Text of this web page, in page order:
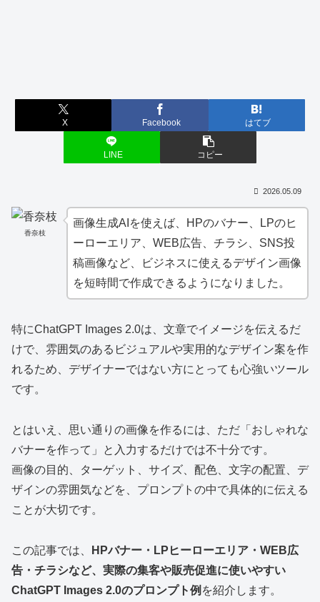
X Facebook はてブ
LINE コピー
2026.05.09
香奈枝
画像生成AIを使えば、HPのバナー、LPのヒ
ーローエリア、WEB広告、チラシ、SNS投
稿画像など、ビジネスに使えるデザイン画像
を短時間で作成できるようになりました。
特にChatGPT Images 2.0は、文章でイメージを伝えるだ
けで、雰囲気のあるビジュアルや実用的なデザイン案を作
れるため、デザイナーではない方にとっても心強いツール
です。
とはいえ、思い通りの画像を作るには、ただ「おしゃれな
バナーを作って」と入力するだけでは不十分です。
画像の目的、ターゲット、サイズ、配色、文字の配置、デ
ザインの雰囲気などを、プロンプトの中で具体的に伝える
ことが大切です。
この記事では、
HPバナー・LPヒーローエリア・WEB広
告・チラシなど、実際の集客や販売促進に使いやすい
ChatGPT Images 2.0のプロンプト例 を紹介します。